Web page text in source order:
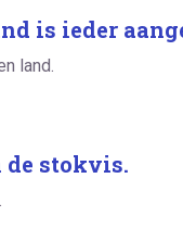
is ieder
land.
de stokvis.